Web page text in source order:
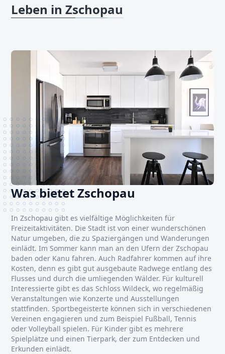
Leben in Zschopau
Was bietet Zschopau
In Zschopau gibt es vielfältige Möglichkeiten für
Freizeitaktivitäten. Die Stadt ist von einer wunderschönen
Natur umgeben, die zu Spaziergängen und Wanderungen
einlädt. Im Sommer kann man an den Ufern der Zschopau
baden oder Kanu fahren. Auch Radfahrer kommen auf ihre
Kosten, denn es gibt gut ausgebaute Radwege entlang des
Flusses und durch die umliegenden Wälder. Für kulturell
Interessierte gibt es das Schloss Wildeck, wo regelmäßig
Veranstaltungen wie Konzerte und Ausstellungen
stattfinden. Sportbegeisterte können sich in verschiedenen
Vereinen engagieren und zum Beispiel Fußball, Tennis
oder Volleyball spielen. Für Kinder gibt es mehrere
Spielplätze und einen Tierpark, der zum Entdecken und
Erkunden einlädt.